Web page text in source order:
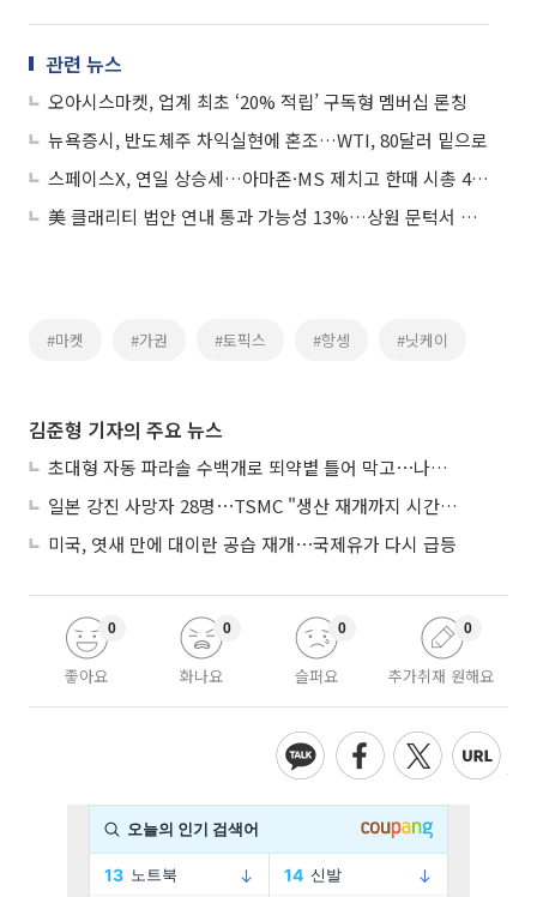
관련 뉴스
오아시스마켓, 업계 최초 ‘20% 적립’ 구독형 멤버십 론칭
뉴욕증시, 반도체주 차익실현에 혼조…WTI, 80달러 밑으로
스페이스X, 연일 상승세…아마존·MS 제치고 한때 시총 4위 올라서
美 클래리티 법안 연내 통과 가능성 13%…상원 문턱서 제동
#마켓 #가권 #토픽스 #항셍 #닛케이
김준형 기자의 주요 뉴스
초대형 자동 파라솔 수백개로 뙤약볕 틀어 막고⋯나라별 폭염 생존법
일본 강진 사망자 28명⋯TSMC "생산 재개까지 시간 필요해"
미국, 엿새 만에 대이란 공습 재개⋯국제유가 다시 급등
좋아요
0
화나요
0
슬퍼요
0
추가취재 원해요
0